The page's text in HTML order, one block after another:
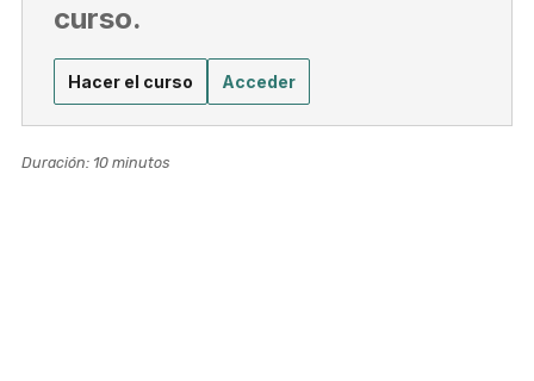
curso.
Hacer el curso Acceder
Duración: 10 minutos